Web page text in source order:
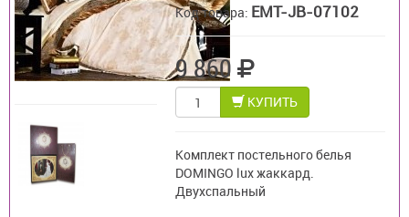
Код товара: EMT-JB-07102
9 860
КУПИТЬ
Комплект постельного белья
DOMINGO lux жаккард.
Двухспальный